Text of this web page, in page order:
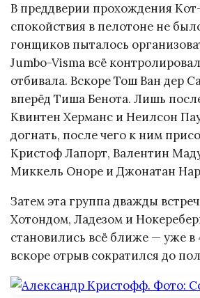
В преддверии прохождения
спокойствия в пелотоне не
гонщиков пыталось
Jumbo-Visma всё
отбивала. Вскоре Тош Ван дер
вперёд Тиша Бенота. Лишь
Квинтен Херманс и Неилсон
догнать, после чего к ним
Кристоф Лапорт, Валентин
Миккель Оноре и Джонатан
Затем эта группа дважды
Хотондом, Ладезом и
становились всё ближе — уже в
вскоре отрыв сократился до